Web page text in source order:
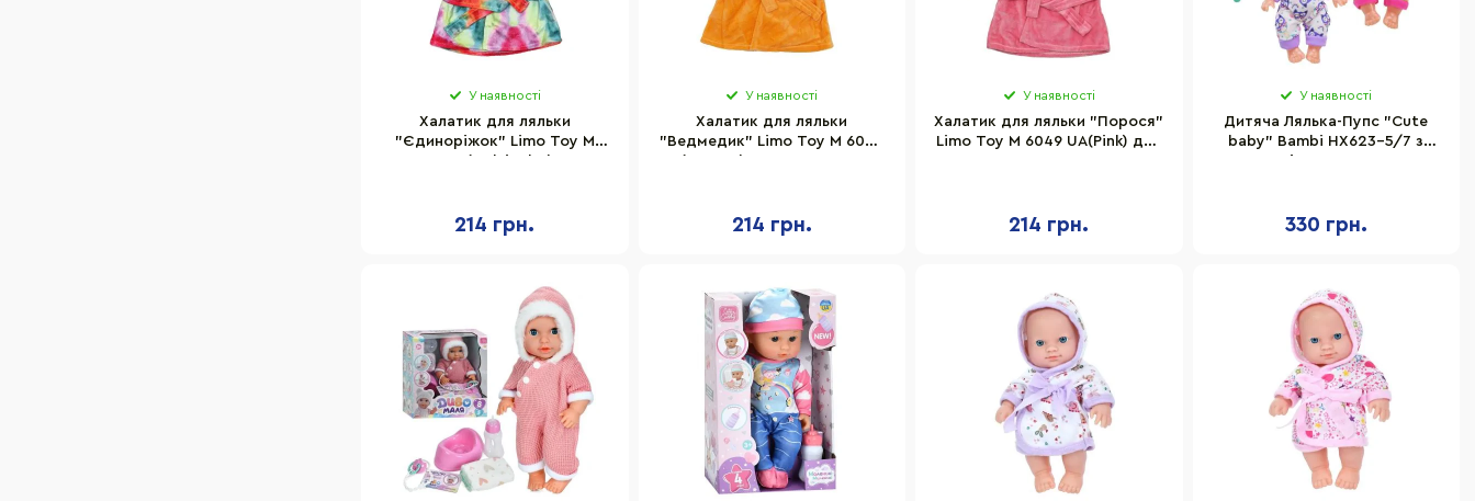
У наявності
Халатик для ляльки
"Єдиноріжок" Limo Toy M
214 грн.
У наявності
Халатик для ляльки
"Ведмедик" Limo Toy M 6049
214 грн.
У наявності
Халатик для ляльки "Порося"
Limo Toy M 6049 UA(Pink) для
214 грн.
У наявності
Дитяча Лялька-Пупс "Cute
baby" Bambi HX623-5/7 з
330 грн.